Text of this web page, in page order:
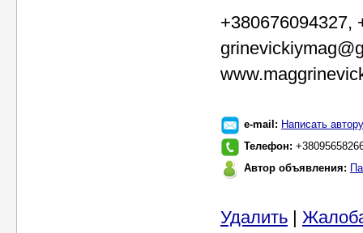
+380676094327,
e-mail: Написать автору
Телефон:
Автор объявления:
Удалить |